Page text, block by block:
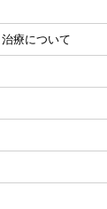
療について